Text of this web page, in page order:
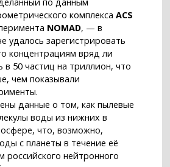
комплексаACS
NOMAD, — в
удалось зарегистрировать
концентрациям вряд ли
50 частиц на триллион, что
чем показывали
данные о том, как пылевые
воды из нижних в
что, возможно,
с планеты в течение её
нейтронного